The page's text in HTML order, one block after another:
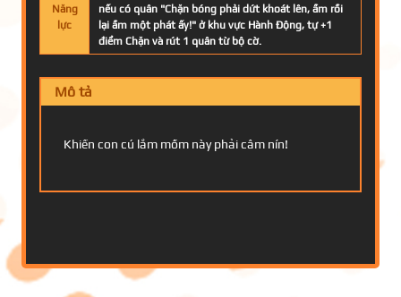
Năng
lực
nếu có quân "Chặn bóng phải dứt khoát lên, ầm rồi
lại ầm một phát ấy!" ở khu vực Hành Động, tự +1
điểm Chặn và rút 1 quân từ bộ cờ.
Mô tả
Khiến con cú lắm mồm này phải câm nín!